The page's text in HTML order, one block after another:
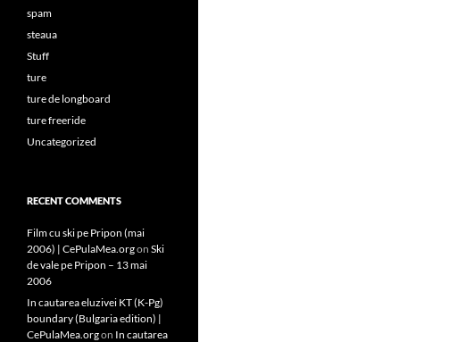
spam
steaua
Stuff
ture
ture de longboard
ture freeride
Uncategorized
RECENT COMMENTS
Film cu ski pe Pripon (mai
2006) | CePulaMea.orgon Ski
de vale pe Pripon – 13 mai
2006
In cautarea eluzivei KT (K-Pg)
boundary (Bulgaria edition) |
CePulaMea.orgon In cautarea